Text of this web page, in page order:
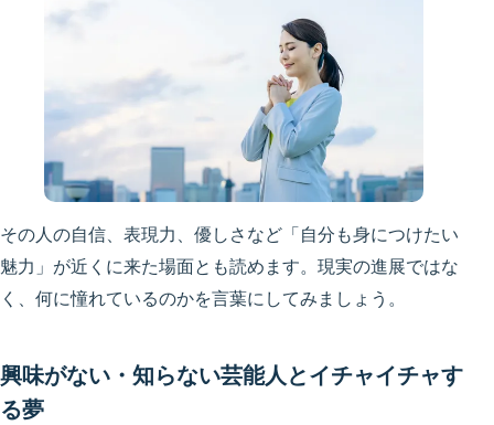
その人の自信、表現力、優しさなど「自分も身につけたい
魅力」が近くに来た場面とも読めます。現実の進展ではな
く、何に憧れているのかを言葉にしてみましょう。
興味がない・知らない芸能人とイチャイチャす
る夢